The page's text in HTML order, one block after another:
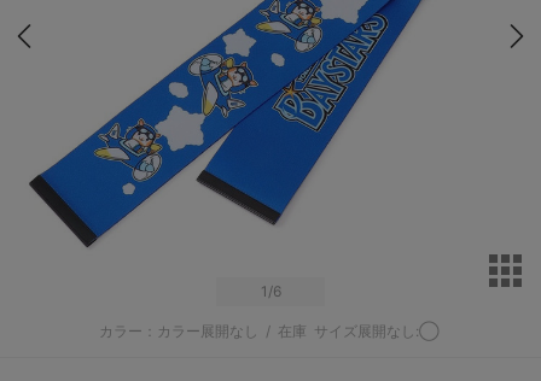
1 /6
カラー：カラー展開なし / 在庫 サイズ展開なし:◯